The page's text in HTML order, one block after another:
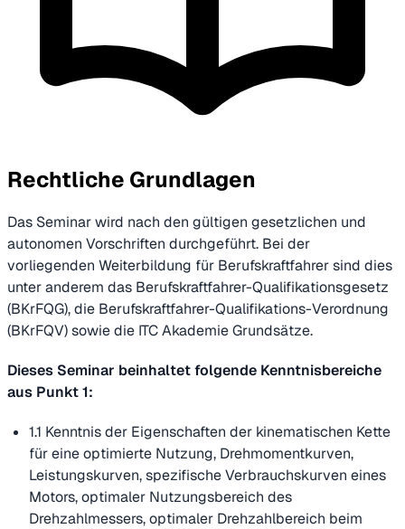
Rechtliche Grundlagen
Das Seminar wird nach den gültigen gesetzlichen und
autonomen Vorschriften durchgeführt. Bei der
vorliegenden Weiterbildung für Berufskraftfahrer sind dies
unter anderem das Berufskraftfahrer-Qualifikationsgesetz
(BKrFQG), die Berufskraftfahrer-Qualifikations-Verordnung
(BKrFQV) sowie die ITC Akademie Grundsätze.
Dieses Seminar beinhaltet folgende Kenntnisbereiche
aus Punkt 1:
1.1 Kenntnis der Eigenschaften der kinematischen Kette
für eine optimierte Nutzung, Drehmomentkurven,
Leistungskurven, spezifische Verbrauchskurven eines
Motors, optimaler Nutzungsbereich des
Drehzahlmessers, optimaler Drehzahlbereich beim